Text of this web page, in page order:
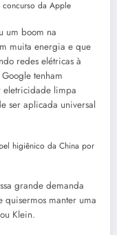
concurso da Apple
um boom na
muita energia e que
redes elétricas à
tenham
eletricidade limpa
ser aplicada universal
higiênico da China por
grande demanda
quisermos manter uma
Klein.